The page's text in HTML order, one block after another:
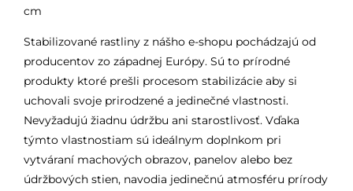
cm
Stabilizované rastliny z nášho e-shopu pochádzajú od
producentov zo západnej Európy. Sú to prírodné
produkty ktoré prešli procesom stabilizácie aby si
uchovali svoje prirodzené a jedinečné vlastnosti.
Nevyžadujú žiadnu údržbu ani starostlivosť. Vďaka
týmto vlastnostiam sú ideálnym doplnkom pri
vytváraní machových obrazov, panelov alebo bez
údržbových stien, navodia jedinečnú atmosféru prírody